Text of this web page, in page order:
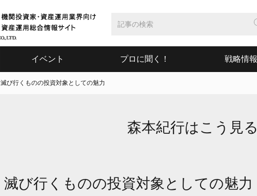
イベント プロに聞く！ 戦略情報
滅び行くものの投資対象としての魅力
森本紀行はこう見る
滅び行くものの投資対象としての魅力